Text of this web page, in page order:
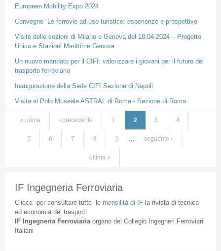
European Mobility Expo 2024
Convegno “Le ferrovie ad uso turistico: esperienze e prospettive”
Visite delle sezioni di Milano e Genova del 18.04.2024 – Progetto
Unico e Stazioni Marittime Genova
Un nuovo mandato per il CIFI: valorizzare i giovani per il futuro del
trasporto ferroviario
Inaugurazione della Sede CIFI Sezione di Napoli
Visita al Polo Museale ASTRAL di Roma - Sezione di Roma
Pagine
« prima ‹ precedente 1 2 3 4
5 6 7 8 9 … seguente ›
ultima »
IF Ingegneria Ferroviaria
Cliccaper consultare tuttele mensilità di IFla rivista di tecnica
ed economia dei trasporti
IF Ingegneria Ferroviaria organodel Collegio Ingegneri Ferroviari
Italiani